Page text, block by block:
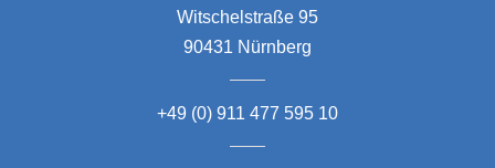
Witschelstraße 95
90431 Nürnberg
+49 (0) 911 477 595 10